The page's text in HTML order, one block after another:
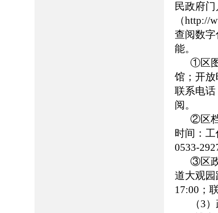
民政府
（http://
查阅数
能。
①区
馆；开
联系电话
阅。
②区
时间：
0533-
③区
道大观
17:00；
（3